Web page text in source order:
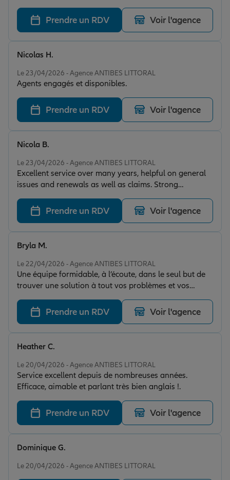
Prendre un RDV Voir l'agence
Le 23/04/2026 - Agence ANTIBES LITTORAL
Agents engagés et disponibles.
Nicolas H.
Prendre un RDV Voir l'agence
Le 23/04/2026 - Agence ANTIBES LITTORAL
Excellent service over many years, helpful on general
issues and renewals as well as claims. Strong
recommendation.
Nicola B.
Prendre un RDV Voir l'agence
Le 22/04/2026 - Agence ANTIBES LITTORAL
Une équipe formidable, à l’écoute, dans le seul but de
trouver une solution à tout vos problèmes et vos
demandes. Une efficacité inégalée. Bref je vous
conseille vivement. Et tout cela, avec le sourire et la
bonne humeur
Bryla M.
Prendre un RDV Voir l'agence
Le 20/04/2026 - Agence ANTIBES LITTORAL
Service excellent depuis de nombreuses années.
Efficace, aimable et parlant très bien anglais !.
Heather C.
Prendre un RDV Voir l'agence
Le 20/04/2026 - Agence ANTIBES LITTORAL
Dominique G.